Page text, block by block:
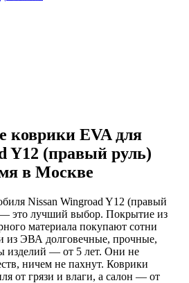
коврики EVA для
Y12 (правый руль)
в Москве
Nissan Wingroad Y12 (правый
— это лучший выбор. Покрытие из
материала покупают сотни
из ЭВА долговечные, прочные,
изделий — от 5 лет. Они не
ничем не пахнут. Коврики
от грязи и влаги, а салон — от